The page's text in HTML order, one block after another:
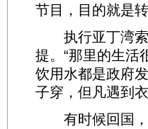
节目，目的就是
执行亚丁湾索
提。“那里的生活
饮用水都是政府
子穿，但凡遇到
有时候回国，